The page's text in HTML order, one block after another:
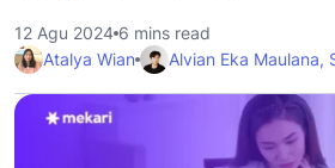
12 Agu 2024 6 mins read
Atalya Wian
Alvian Eka Maulana,